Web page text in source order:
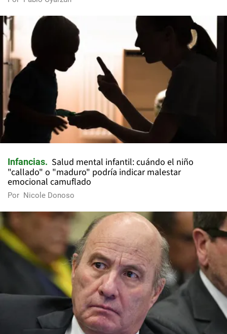
Infancias
Salud mental infantil: cuándo el niño
"callado" o "maduro" podría indicar malestar
emocional camuflado
Por Nicole Donoso